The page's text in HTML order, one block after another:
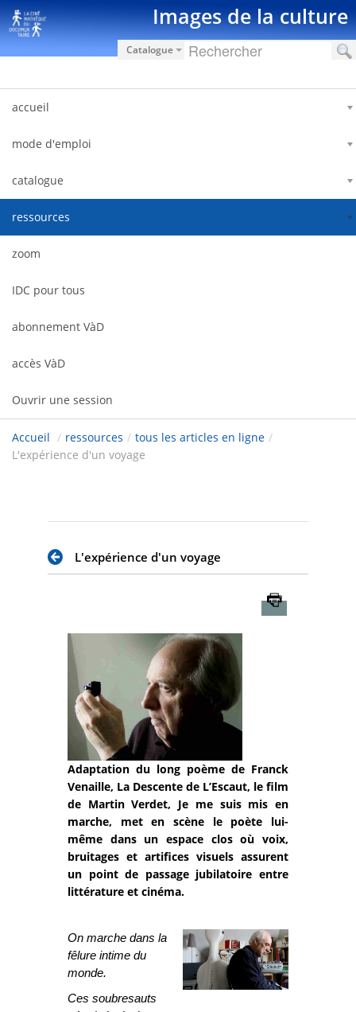
Saut au contenu Images de la culture
Catalogue
accueil
mode d'emploi
catalogue
ressources
zoom
IDC pour tous
abonnement VàD
accès VàD
Ouvrir une session
Accueil / ressources / tous les articles en ligne /
L'expérience d'un voyage
L'expérience d'un voyage
Adaptation du long poème de Franck
Venaille, La Descente de L’Escaut, le film
de Martin Verdet, Je me suis mis en
marche, met en scène le poète lui-
même dans un espace clos où voix,
bruitages et artifices visuels assurent
un point de passage jubilatoire entre
littérature et cinéma.
On marche dans la
fêlure intime du
monde.
Ces soubresauts